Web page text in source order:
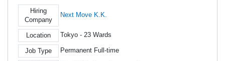
Hiring
Company
Next Move K.K.
Location Tokyo - 23 Wards
Job Type Permanent Full-time